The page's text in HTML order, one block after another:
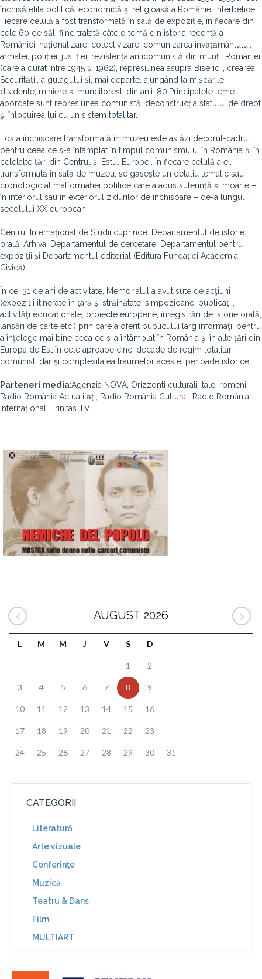
închisă elita politică, economică şi religioasă a României interbelice.
Fiecare celulă a fost transformată în sală de expoziție, în fiecare din
cele 60 de săli fiind tratată câte o temă din istoria recentă a
României: naționalizare, colectivizare, comunizarea învăță­mântului,
armatei, poliției, justiției, rezistența anticomunistă din munții României
(care a durat între 1945 și 1962), represiunea asupra Bisericii, crearea
Securității, a gulagului și, mai departe, ajungând la mișcările
disidente, miniere și muncitorești din anii ’80.Principalele teme
abordate sunt represiunea comunistă, deconstrucția statului de drept
şi înlocuirea lui cu un sistem totalitar.
Fosta închisoare transformată în muzeu este astăzi decorul-cadru
pentru ceea ce s-a întâmplat în timpul comunismului în România și în
celelalte țări din Centrul și Estul Europei. În fiecare celulă a ei,
transformată în sală de muzeu, se găsește un detaliu tematic sau
cronologic al malformației politice care a adus suferință și moarte –
în interiorul sau în exteriorul zidurilor de închisoare – de-a lungul
secolului XX european.
Centrul Internaţional de Studii cuprinde: Departamentul de istorie
orală, Arhiva, Departamentul de cercetare, Departamentul pentru
expoziţii şi Departamentul editorial (Editura Fundaţiei Academia
Civică).
În cei 31 de ani de activitate, Memorialul a avut sute de acţiuni
(expoziţii itinerate în ţară şi străinătate, simpozioane, publicaţii,
activităţi educaţionale, proiecte europene, înregistrări de istorie orală,
lansări de carte etc.) prin care a oferit publicului larg informaţii pentru
a înţelege mai bine ceea ce s-a întâmplat în România şi în alte ţări din
Europa de Est în cele aproape cinci decade de regim totalitar
comunist, dar şi complexitatea traumelor acestei perioade istorice.
Parteneri media:Agenzia NOVA, Orizzonti culturali italo-romeni,
Radio România Actualități, Radio România Cultural, Radio România
Internațional, Trinitas TV.
AUGUST 2026
L M M J V S D
1 2
3 4 5 6 7 8 9
10 11 12 13 14 15 16
17 18 19 20 21 22 23
24 25 26 27 28 29 30 31
CATEGORII
Literatură
Arte vizuale
Conferinţe
Muzică
Teatru & Dans
Film
MULTIART